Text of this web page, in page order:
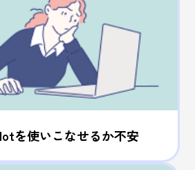
を使いこなせるか不安